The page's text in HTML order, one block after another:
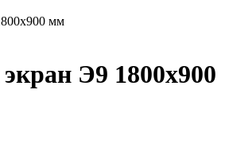
мм
Э9 1800х900